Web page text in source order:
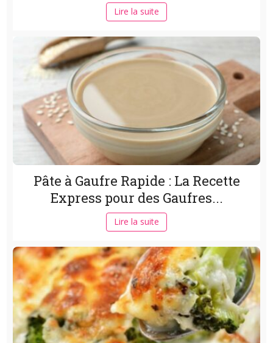
Lire la suite
Pâte à Gaufre Rapide : La Recette
Express pour des Gaufres...
Lire la suite